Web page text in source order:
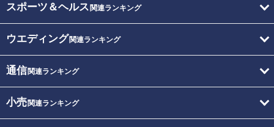
スポーツ＆ヘルス 関連ランキング
ウエディング関連ランキング
通信関連ランキング
小売関連ランキング